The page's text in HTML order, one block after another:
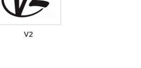
V2